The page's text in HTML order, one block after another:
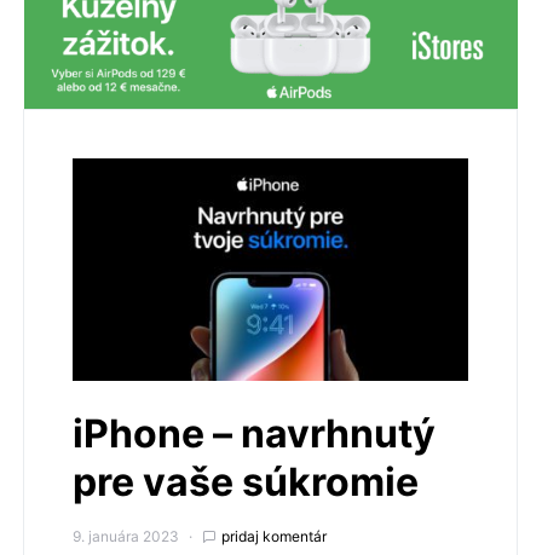
iPhone – navrhnutý
pre vaše súkromie
9. januára 2023 pridaj komentár